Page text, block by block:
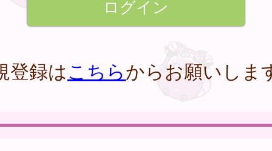
登録はこちらからお願いしま